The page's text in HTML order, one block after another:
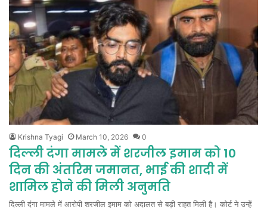
Krishna Tyagi March 10, 2026 0
दिल्ली दंगा मामले में शरजील इमाम को 10
दिन की अंतरिम जमानत, भाई की शादी में
शामिल होने की मिली अनुमति
दिल्ली दंगा मामले में आरोपी शरजील इमाम को अदालत से बड़ी राहत मिली है। कोर्ट ने उन्हें